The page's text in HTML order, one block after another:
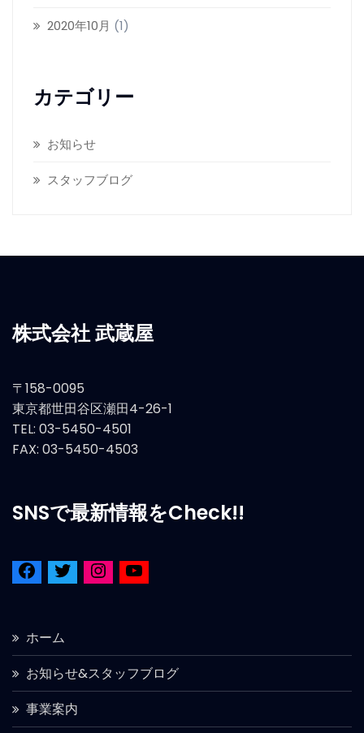
2020年10月 (1)
カテゴリー
お知らせ
スタッフブログ
株式会社 武蔵屋
〒158-0095
東京都世田谷区瀬田4-26-1
TEL: 03-5450-4501
FAX: 03-5450-4503
SNSで最新情報をCheck!!
ホーム
お知らせ&スタッフブログ
事業案内